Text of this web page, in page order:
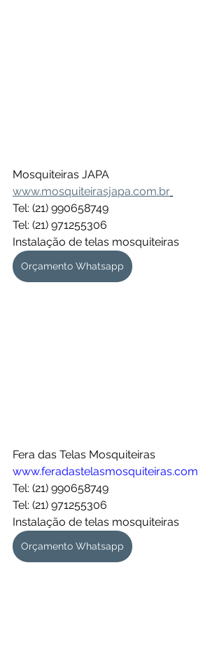
Mosquiteiras JAPA
www.mosquiteirasjapa.com.br
Tel: (21) 990658749
Tel: (21) 971255306
Instalação de telas mosquiteiras
Orçamento Whatsapp
Fera das Telas Mosquiteiras
www.feradastelasmosquiteiras.com
Tel: (21) 990658749
Tel: (21) 971255306
Instalação de telas mosquiteiras
Orçamento Whatsapp